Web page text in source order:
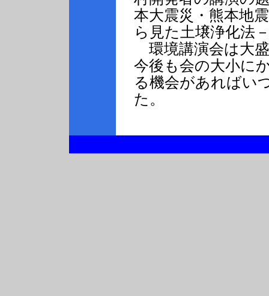
本大震災・熊本地
ら見た土壌浄化法
環境講演会は大
今後も会の大小に
る機会があればい
た。